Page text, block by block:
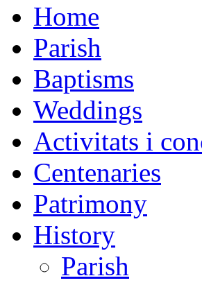
Home
Parish
Baptisms
Weddings
Activitats i
Centenaries
Patrimony
History
Parish